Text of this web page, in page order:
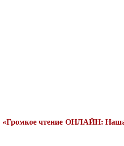
«Громкое чтение ОНЛАЙН: Наша